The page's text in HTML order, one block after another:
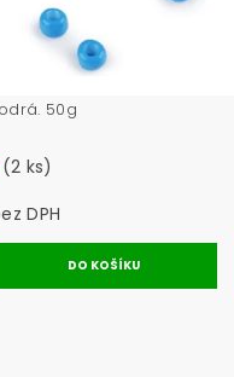
50g
(2 ks)
Kč bez DPH